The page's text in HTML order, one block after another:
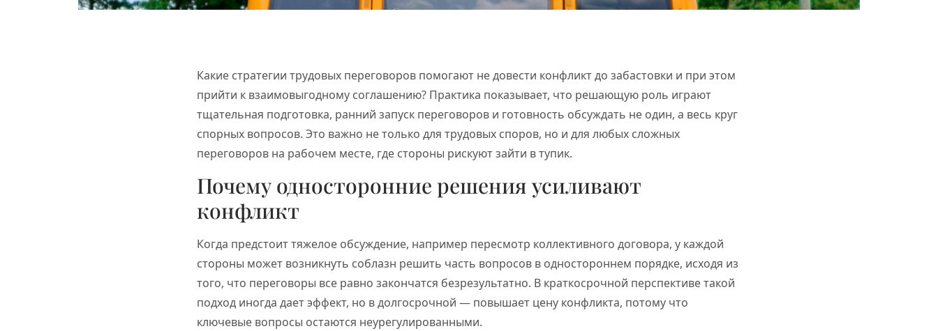
Какие стратегии трудовых переговоров помогают не довести конфликт до забастовки и при этом
прийти к взаимовыгодному соглашению? Практика показывает, что решающую роль играют
тщательная подготовка, ранний запуск переговоров и готовность обсуждать не один, а весь круг
спорных вопросов. Это важно не только для трудовых споров, но и для любых сложных
переговоров на рабочем месте, где стороны рискуют зайти в тупик.
Почему односторонние решения усиливают
конфликт
Когда предстоит тяжелое обсуждение, например пересмотр коллективного договора, у каждой
стороны может возникнуть соблазн решить часть вопросов в одностороннем порядке, исходя из
того, что переговоры все равно закончатся безрезультатно. В краткосрочной перспективе такой
подход иногда дает эффект, но в долгосрочной — повышает цену конфликта, потому что
ключевые вопросы остаются неурегулированными.